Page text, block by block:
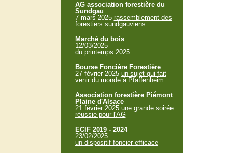
AG association forestière du
Sundgau
7 mars 2025 rassemblement des
forestiers sundgauviens
Marché du bois
12/03/2025
du printemps 2025
Bourse Foncière Forestière
27 février 2025 un sujet qui fait
venir du monde à Pfaffenheim
Association forestière Piémont
Plaine d'Alsace
21 février 2025 une grande soirée
réussie pour l'AG
ECIF 2019 - 2024
23/02/2025
un dispositif foncier efficace